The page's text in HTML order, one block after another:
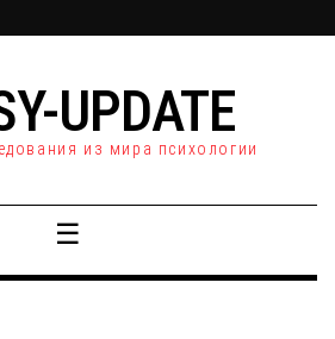
UPDATE
из мира психологии
☰